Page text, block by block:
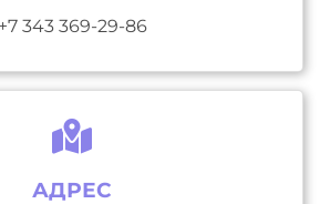
+7 343 369-29-86
АДРЕС